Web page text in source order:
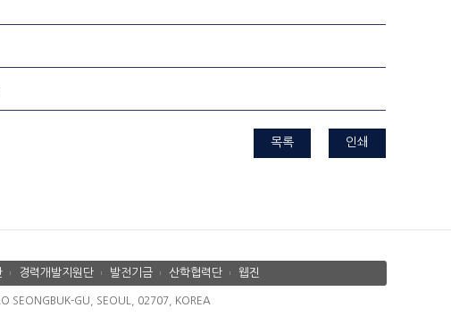
인쇄
목록
경력개발지원단 발전기금 산학협력단 웹진
SEONGBUK-GU, SEOUL, 02707, KOREA